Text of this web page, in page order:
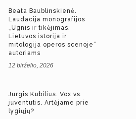
Beata Baublinskienė.
Laudacija monografijos
„Ugnis ir tikėjimas.
Lietuvos istorija ir
mitologija operos scenoje“
autoriams
12 birželio, 2026
Jurgis Kubilius. Vox vs.
juventutis. Artėjame prie
lygiųjų?